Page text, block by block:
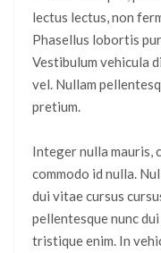
lectus lectus, non
Phasellus lobortis
Vestibulum vehicula
vel. Nullam
pretium.
Integer nulla mauris,
commodo id nulla.
dui vitae cursus
pellentesque nunc
tristique enim. In